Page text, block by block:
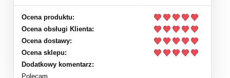
Ocena produktu:
Ocena obsługi Klienta:
Ocena dostawy:
Ocena sklepu:
Dodatkowy komentarz:
Polecam